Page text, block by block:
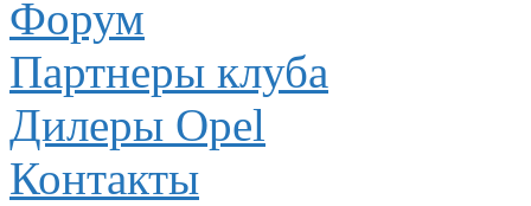
Форум
Партнеры клуба
Дилеры Opel
Контакты